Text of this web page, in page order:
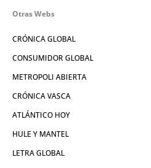
Otras Webs
CRÓNICA GLOBAL
CONSUMIDOR GLOBAL
METROPOLI ABIERTA
CRÓNICA VASCA
ATLÁNTICO HOY
HULE Y MANTEL
LETRA GLOBAL